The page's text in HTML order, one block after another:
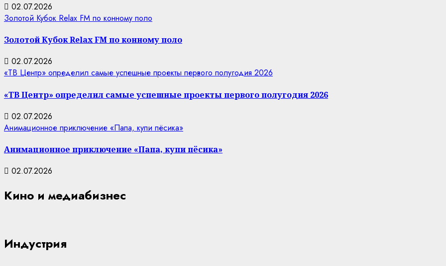
02.07.2026
Золотой Кубок Relax FM по конному поло
Золотой Кубок Relax FM по конному поло
02.07.2026
«ТВ Центр» определил самые успешные проекты первого полугодия 2026
«ТВ Центр» определил самые успешные проекты первого полугодия 2026
02.07.2026
Анимационное приключение «Папа, купи пёсика»
Анимационное приключение «Папа, купи пёсика»
02.07.2026
Кино и медиабизнес
Индустрия